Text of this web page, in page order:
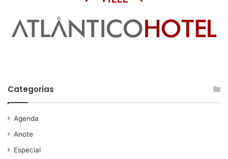
Categorias
Agenda
Anote
Especial